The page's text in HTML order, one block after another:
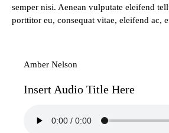
semper nisi. Aenean vulputate eleifend
porttitor eu, consequat vitae, eleifend ac,
Amber Nelson
Insert Audio Title Here